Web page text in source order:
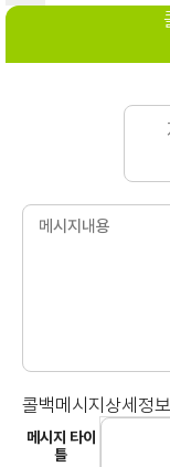
콜백메시지상세정보
메시지 타이
틀